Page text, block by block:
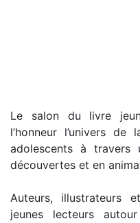
Le salon du livre
l’honneur l’univers
adolescents à travers
découvertes et en
Auteurs, illustrateurs
jeunes lecteurs